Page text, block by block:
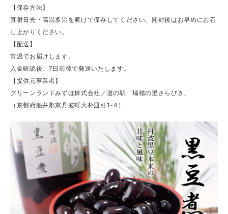
【保存方法】
直射日光・高温多湿を避けて保存してください。開封後はお早めにお召
し上がりください。
【配送】
常温でお届けします。
入金確認後、7日前後で発送いたします。
【提供元事業者】
グリーンランドみずほ株式会社／道の駅「瑞穂の里さらびき」
（京都府船井郡京丹波町大朴皿引1-4）